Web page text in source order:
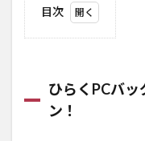
目次
PC
バッ
ひらくPCバッ
ン！